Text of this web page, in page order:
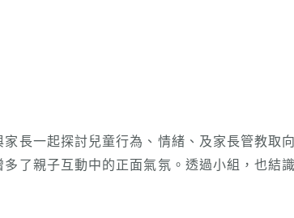
長一起探討兒童行為、情緒、及家長管教取
了親子互動中的正面氣氛。透過小組，也結